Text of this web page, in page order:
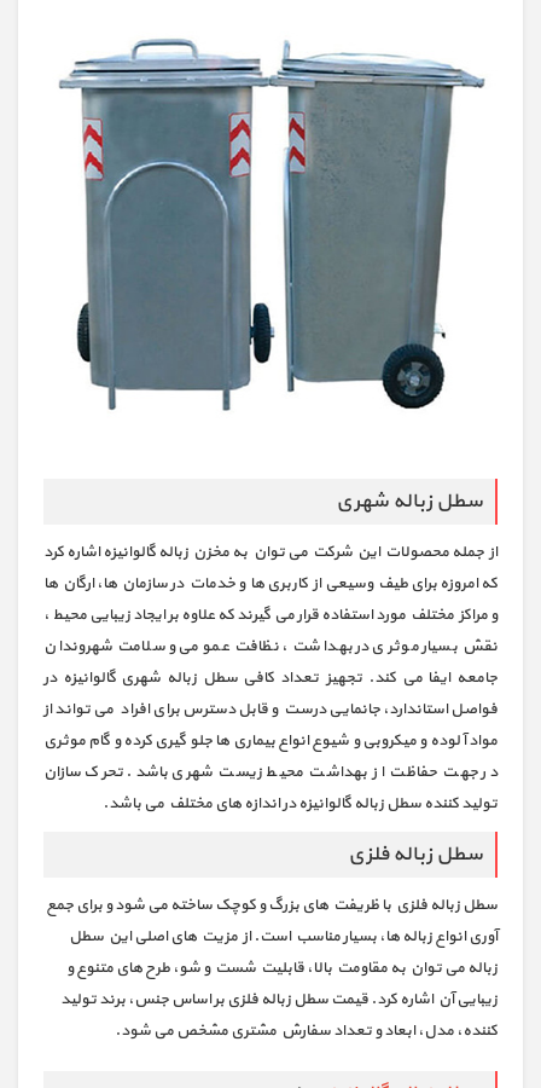
سطل زباله شهری
از جمله محصولات این شرکت می توان به مخزن زباله گالوانیزه اشاره کرد
که امروزه برای طیف وسیعی از کاربری ها و خدمات در سازمان ها، ارگان ها
و مراکز مختلف مورد استفاده قرار می گیرند که علاوه بر ایجاد زیبایی محیط ،
نقش بسیار موثری در بهداشت ، نظافت عمومی و سلامت شهروندان
جامعه ایفا می کند. تجهیز تعداد کافی سطل زباله شهری گالوانیزه در
فواصل استاندارد، جانمایی درست و قابل دسترس برای افراد می تواند از
مواد آلوده و میکروبی و شیوع انواع بیماری ها جلو گیری کرده و گام موثری
در جهت حفاظت از بهداشت محیط زیست شهری باشد. تحرک سازان
تولید کننده سطل زباله گالوانیزه در اندازه های مختلف می باشد.
سطل زباله فلزی
سطل زباله فلزی با ظریفت های بزرگ و کوچک ساخته می شود و برای جمع
آوری انواع زباله ها، بسیار مناسب است. از مزیت های اصلی این سطل
زباله می توان به مقاومت بالا، قابلیت شست و شو، طرح های متنوع و
زیبایی آن اشاره کرد. قیمت سطل زباله فلزی بر اساس جنس، برند تولید
کننده، مدل، ابعاد و تعداد سفارش مشتری مشخص می شود.